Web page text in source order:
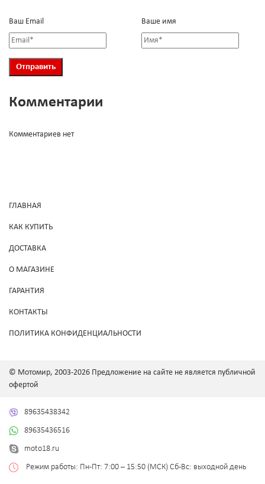
Ваш Email Ваше имя
Комментарии
Комментариев нет
ГЛАВНАЯ
КАК КУПИТЬ
ДОСТАВКА
О МАГАЗИНЕ
ГАРАНТИЯ
КОНТАКТЫ
ПОЛИТИКА КОНФИДЕНЦИАЛЬНОСТИ
© Мотомир, 2003-2026 Предложение на сайте не является публичной
офертой
89635438342
89635436516
moto18.ru
Режим работы: Пн-Пт: 7:00 – 15:50 (МСК) Сб-Вс: выходной день